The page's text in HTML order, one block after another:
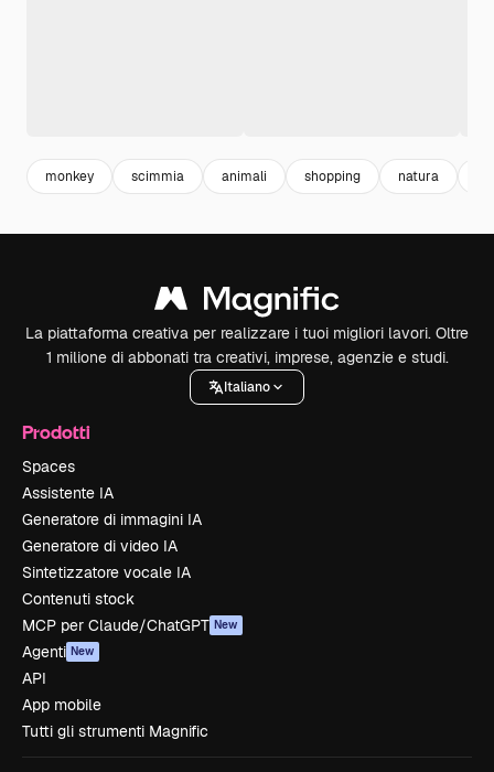
monkey scimmia animali shopping natura
La piattaforma creativa per realizzare i tuoi migliori lavori. Oltre
1 milione di abbonati tra creativi, imprese, agenzie e studi.
Italiano
Prodotti
Spaces
Assistente IA
Generatore di immagini IA
Generatore di video IA
Sintetizzatore vocale IA
Contenuti stock
MCP per Claude/ChatGPT New
Agenti New
API
App mobile
Tutti gli strumenti Magnific